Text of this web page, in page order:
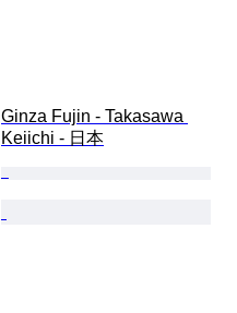
Ginza Fujin - Takasawa
Keiichi - 日本